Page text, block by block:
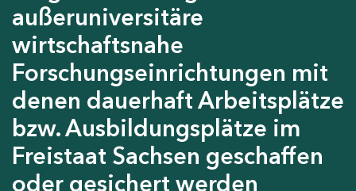
außeruniversitäre
wirtschaftsnahe
Forschungseinrichtungen mit
denen dauerhaft Arbeitsplätze
bzw. Ausbildungsplätze im
Freistaat Sachsen geschaffen
oder gesichert werden